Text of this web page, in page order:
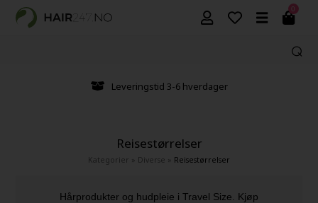
0
Leveringstid 3-6 hverdager
Reisestørrelser
Kategorier Diverse Reisestørrelser
Hårprodukter og hudpleie i Travel Size. Kjøp